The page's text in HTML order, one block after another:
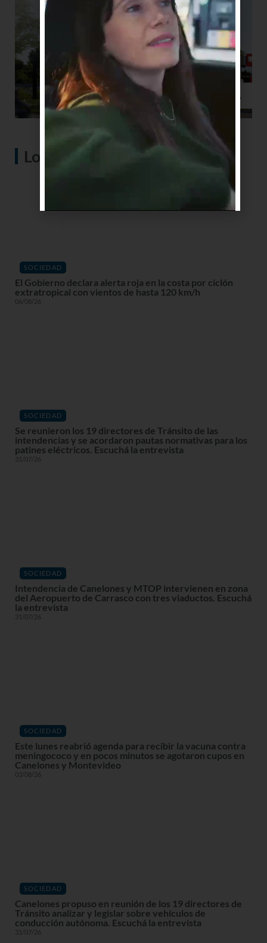
Lo más visto
SOCIEDAD
El Gobierno declara alerta roja en la costa por ciclón
extratropical con vientos de hasta 120 km/h
06/08/26
SOCIEDAD
Se reunieron los 19 directores de Tránsito de las
intendencias y se acordaron pautas normativas para los
patines eléctricos. Escuchá la entrevista
31/07/26
SOCIEDAD
Intendencia de Canelones y MTOP intervienen en zona
del Aeropuerto de Carrasco con tres viaductos. Escuchá
la entrevista
31/07/26
SOCIEDAD
Este lunes reabrió agenda para recibir la vacuna contra
meningococo y en pocos minutos se agotaron cupos en
Canelones y Montevideo
03/08/26
SOCIEDAD
Canelones propuso en reunión de los 19 directores de
Tránsito analizar y legislar sobre vehículos de
conducción autónoma. Escuchá la entrevista
31/07/26